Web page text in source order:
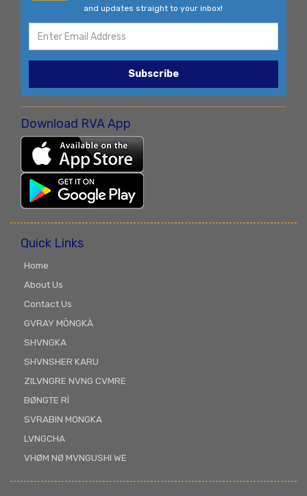
and updates straight to your inbox!
Subscribe
Download RVA App
Quick Links
Home
About Us
Contact Us
GVRAY MÒNGKÀ
SHVNGKA
SHVNSHER KARU
ZILVNGRE NVNG CVMRE
BØNGTE RÌ
SVRABIN MONGKA
LVNGCHA
VHØM NØ MVNGUSHI WE